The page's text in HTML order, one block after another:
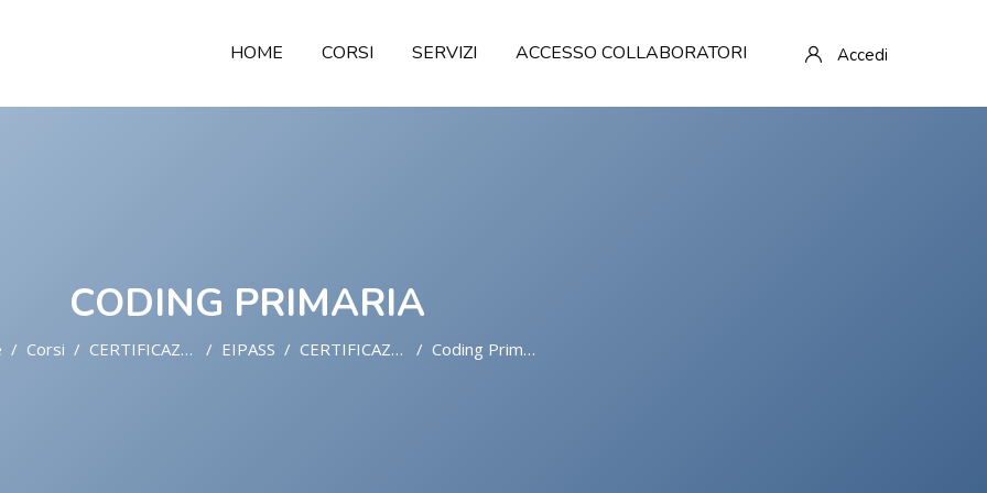
HOME CORSI SERVIZI ACCESSO COLLABORATORI Accedi
CODING PRIMARIA
Corsi CERTIFICAZIONI DIGITALI E MONDO SCUOLA EIPASS CERTIFICAZIONI Coding Primaria